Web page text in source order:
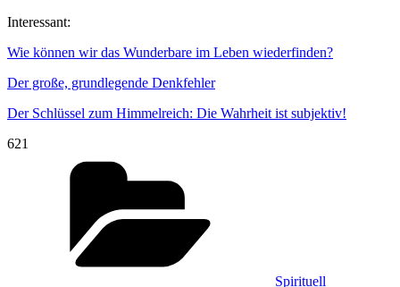
Interessant:
Wie können wir das Wunderbare im Leben wiederfinden?
Der große, grundlegende Denkfehler
Der Schlüssel zum Himmelreich: Die Wahrheit ist subjektiv!
621
Spirituell